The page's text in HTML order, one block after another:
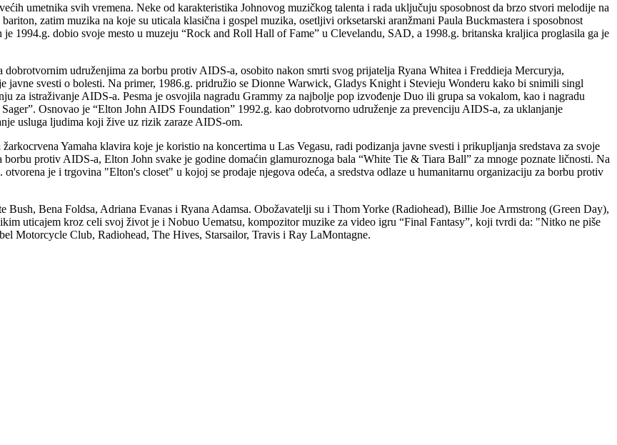
umetnika svih vremena. Neke od karakteristika Johnovog muzičkog talenta i rada uključuju sposobnost da brzo stvori melodije na
zatim muzika na koje su uticala klasična i gospel muzika, osetljivi orksetarski aranžmani Paula Buckmastera i sposobnost
1994.g. dobio svoje mesto u muzeju “Rock and Roll Hall of Fame” u Clevelandu, SAD, a 1998.g. britanska kraljica proglasila ga je
udruženjima za borbu protiv AIDS-a, osobito nakon smrti svog prijatelja Ryana Whitea i Freddieja Mercuryja,
svesti o bolesti. Na primer, 1986.g. pridružio se Dionne Warwick, Gladys Knight i Stevieju Wonderu kako bi snimili singl
za istraživanje AIDS-a. Pesma je osvojila nagradu Grammy za najbolje pop izvođenje Duo ili grupa sa vokalom, kao i nagradu
Osnovao je “Elton John AIDS Foundation” 1992.g. kao dobrotvorno udruženje za prevenciju AIDS-a, za uklanjanje
usluga ljudima koji žive uz rizik zaraze AIDS-om.
Yamaha klavira koje je koristio na koncertima u Las Vegasu, radi podizanja javne svesti i prikupljanja sredstava za svoje
protiv AIDS-a, Elton John svake je godine domaćin glamuroznoga bala “White Tie & Tiara Ball” za mnoge poznate ličnosti. Na
je i trgovina "Elton's closet" u kojoj se prodaje njegova odeća, a sredstva odlaze u humanitarnu organizaciju za borbu protiv
Bena Foldsa, Adriana Evanas i Ryana Adamsa. Obožavatelji su i Thom Yorke (Radiohead), Billie Joe Armstrong (Green Day),
uticajem kroz celi svoj život je i Nobuo Uematsu, kompozitor muzike za video igru “Final Fantasy”, koji tvrdi da: "Nitko ne piše
Motorcycle Club, Radiohead, The Hives, Starsailor, Travis i Ray LaMontagne.